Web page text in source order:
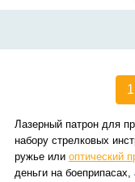
1
Лазерный патрон для
набору стрелковых
ружье или оптический
деньги на боеприпасах,